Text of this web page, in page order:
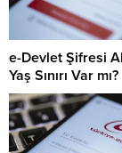
e-Devlet Şifresi
Yaş Sınırı Var mı?